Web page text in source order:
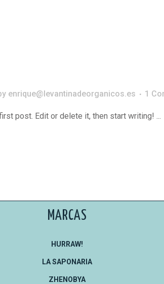
enrique@levantinadeorganicos.es 1
post. Edit or delete it, then start writing! ...
MARCAS
HURRAW!
LA SAPONARIA
ZHENOBYA